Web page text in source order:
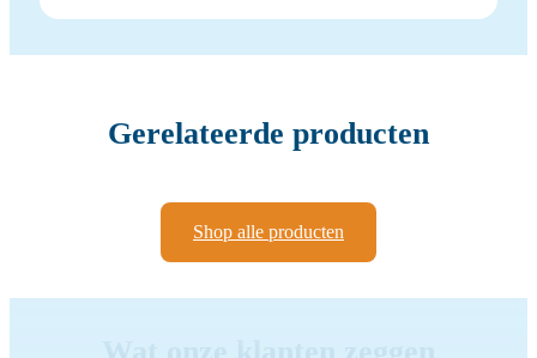
Gerelateerde producten
Shop alle producten